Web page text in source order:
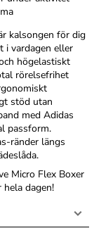
kalsongen för dig
i vardagen eller
högelastiskt
rörelsefrihet
stöd utan
med Adidas
passform.
ränder längs
Micro Flex Boxer
dagen!